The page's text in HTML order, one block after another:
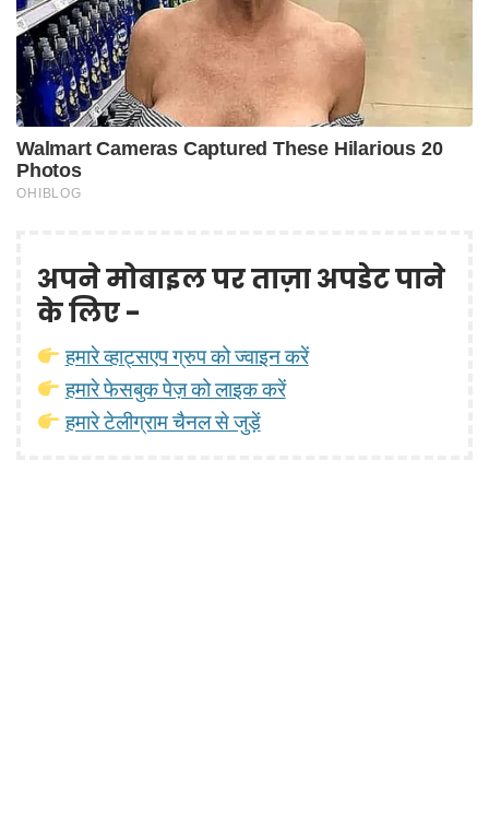
अपने मोबाइल पर ताज़ा अपडेट पाने
के लिए -
हमारे व्हाट्सएप ग्रुप को ज्वाइन करें
हमारे फेसबुक पेज़ को लाइक करें
हमारे टेलीग्राम चैनल से जुड़ें